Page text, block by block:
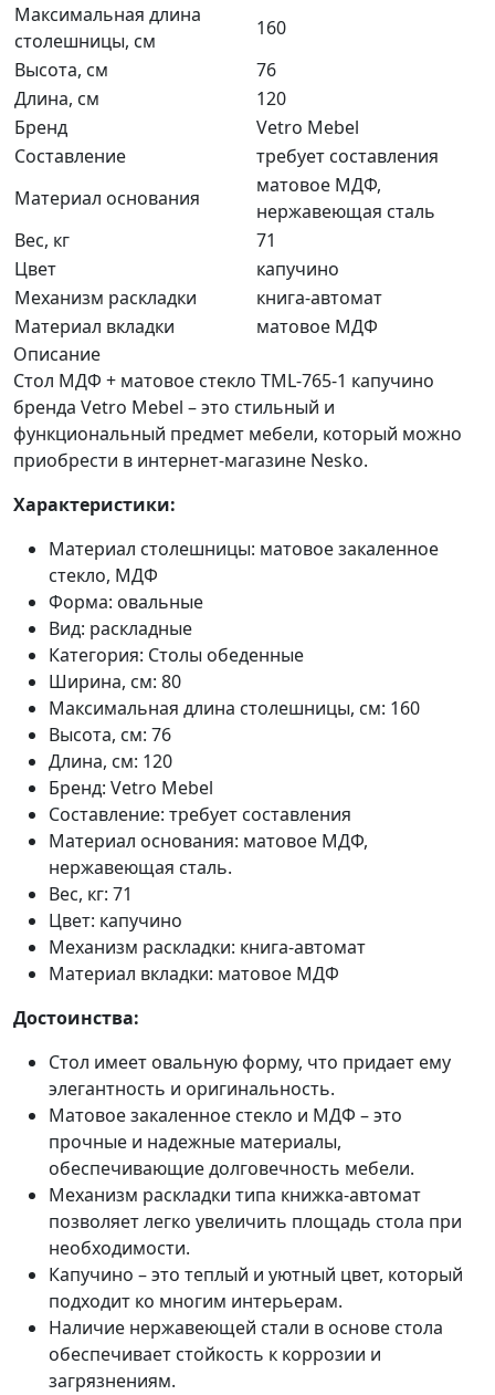
Максимальная длина
столешницы, см
160
Высота, см
76
Длина, см
120
Бренд
Vetro Mebel
Составление
требует составления
Материал основания
матовое МДФ,
нержавеющая сталь
Вес, кг
71
Цвет
капучино
Механизм раскладки
книга-автомат
Материал вкладки
матовое МДФ
Описание
Стол МДФ + матовое стекло TML-765-1 капучино
бренда Vetro Mebel – это стильный и
функциональный предмет мебели, который можно
приобрести в интернет-магазине Nesko.
Характеристики:
Материал столешницы: матовое закаленное
стекло, МДФ
Форма: овальные
Вид: раскладные
Категория: Столы обеденные
Ширина, см: 80
Максимальная длина столешницы, см: 160
Высота, см: 76
Длина, см: 120
Бренд: Vetro Mebel
Составление: требует составления
Материал основания: матовое МДФ,
нержавеющая сталь.
Вес, кг: 71
Цвет: капучино
Механизм раскладки: книга-автомат
Материал вкладки: матовое МДФ
Достоинства:
Стол имеет овальную форму, что придает ему
элегантность и оригинальность.
Матовое закаленное стекло и МДФ – это
прочные и надежные материалы,
обеспечивающие долговечность мебели.
Механизм раскладки типа книжка-автомат
позволяет легко увеличить площадь стола при
необходимости.
Капучино – это теплый и уютный цвет, который
подходит ко многим интерьерам.
Наличие нержавеющей стали в основе стола
обеспечивает стойкость к коррозии и
загрязнениям.